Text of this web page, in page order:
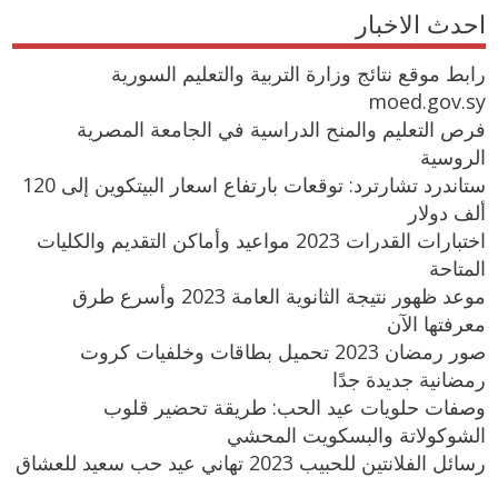
احدث الاخبار
رابط موقع نتائج وزارة التربية والتعليم السورية
moed.gov.sy
فرص التعليم والمنح الدراسية في الجامعة المصرية
الروسية
ستاندرد تشارترد: توقعات بارتفاع اسعار البيتكوين إلى 120
ألف دولار
اختبارات القدرات 2023 مواعيد وأماكن التقديم والكليات
المتاحة
موعد ظهور نتيجة الثانوية العامة 2023 وأسرع طرق
معرفتها الآن
صور رمضان 2023 تحميل بطاقات وخلفيات كروت
رمضانية جديدة جدًا
وصفات حلويات عيد الحب: طريقة تحضير قلوب
الشوكولاتة والبسكويت المحشي
رسائل الفلانتين للحبيب 2023 تهاني عيد حب سعيد للعشاق